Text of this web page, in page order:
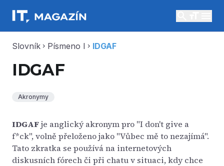
Slovník chevron_right Písmeno I chevron_right IDGAF
IDGAF
Akronymy
IDGAFje anglický akronym pro "I don't give a
f*ck", volně přeloženo jako "Vůbec mě to nezajímá".
Tato zkratka se používá na internetových
diskusních fórech či při chatu v situaci, kdy chce